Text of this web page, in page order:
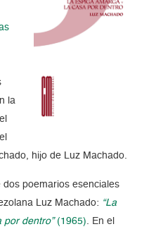
la
hijo de Luz Machado.
poemarios esenciales
Luz Machado: “La
por dentro”(1965). En el